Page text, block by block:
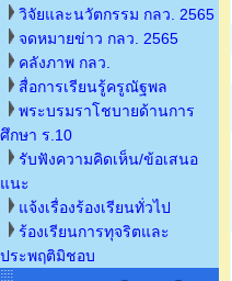
วิจัยและนวัตกรรม กลว. 2565
จดหมายข่าว กลว. 2565
คลังภาพ กลว.
สื่อการเรียนรู้ครูณัฐพล
พระบรมราโชบายด้านการ
ศึกษา ร.10
รับฟังความคิดเห็น/ข้อเสนอ
แนะ
แจ้งเรื่องร้องเรียนทั่วไป
ร้องเรียนการทุจริตและ
ประพฤติมิชอบ